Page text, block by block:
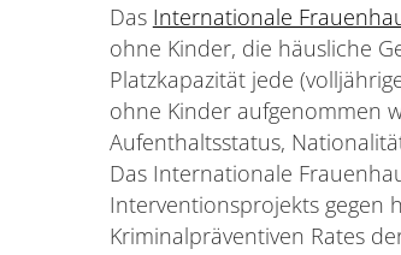
Das Internationale
ohne Kinder, die häusliche
Platzkapazität jede
ohne Kinder aufgenommen
Aufenthaltsstatus,
Das Internationale
Interventionsprojekts gegen
Kriminalpräventiven Rates